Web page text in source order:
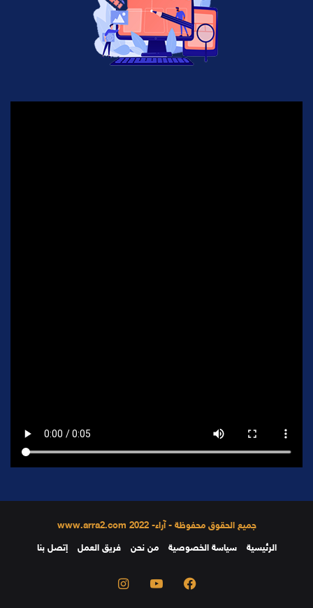
جميع الحقوق محفوظة - آراء- 2022 www.arra2.com
الرئيسية
سياسة الخصوصية من نحن فريق العمل إتصل بنا
فيسبوك يوتيوب